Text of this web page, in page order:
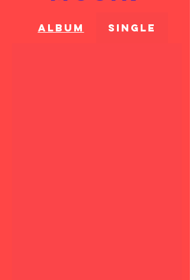
ALBUM SINGLE